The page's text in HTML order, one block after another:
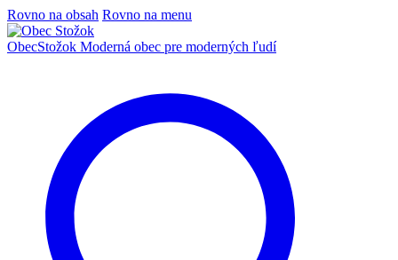
Rovno na obsah Rovno na menu
ObecStožok Moderná obec pre moderných ľudí